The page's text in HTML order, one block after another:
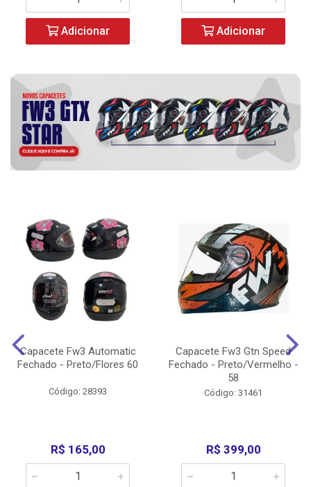
Adicionar Adicionar
Capacete Fw3 Automatic
Fechado - Preto/Flores 60
Código: 28393
R$ 165,00
Capacete Fw3 Gtn Speed
Fechado - Preto/Vermelho -
58
Código: 31461
R$ 399,00